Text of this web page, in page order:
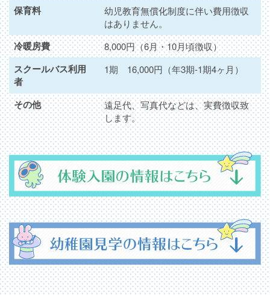
保育料
幼児教育無償化制度に伴い費用徴収
はありません。
冷暖房費 8,000円（6月・10月頃徴収）
スクールバス利用
者
1期 16,000円（年3期-1期4ヶ月）
その他
遠足代、写真代などは、実費徴収致
します。